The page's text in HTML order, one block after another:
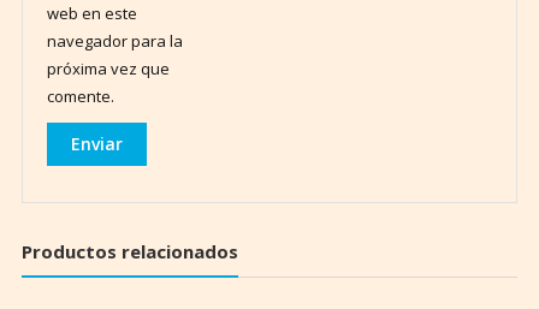
web en este
navegador para la
próxima vez que
comente.
Productos relacionados